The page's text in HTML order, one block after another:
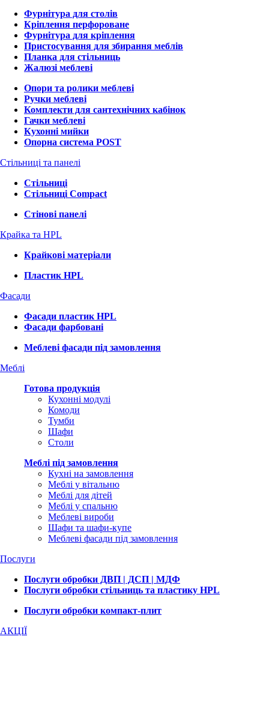
Фурнітура для столів
Кріплення перфороване
Фурнітура для кріплення
Пристосування для збирання меблів
Планка для стільниць
Жалюзі меблеві
Опори та ролики меблеві
Ручки меблеві
Комплекти для сантехнічних кабінок
Гачки меблеві
Кухонні мийки
Опорна система POST
Стільниці та панелі
Стільниці
Стільниці Compact
Стінові панелі
Крайка та HPL
Крайкові матеріали
Пластик HPL
Фасади
Фасади пластик HPL
Фасади фарбовані
Меблеві фасади під замовлення
Меблі
Готова продукція
Кухонні модулі
Комоди
Тумби
Шафи
Столи
Меблі під замовлення
Кухні на замовлення
Меблі у вітальню
Меблі для дітей
Меблі у спальню
Меблеві вироби
Шафи та шафи-купе
Меблеві фасади під замовлення
Послуги
Послуги обробки ДВП | ДСП | МДФ
Послуги обробки стільниць та пластику HPL
Послуги обробки компакт-плит
АКЦІЇ